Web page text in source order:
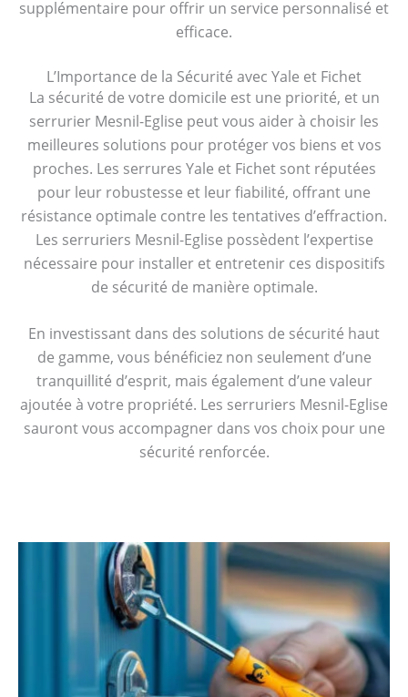
supplémentaire pour offrir un service personnalisé et
efficace.
L’Importance de la Sécurité avec Yale et Fichet
La sécurité de votre domicile est une priorité, et un
serrurier Mesnil-Eglise peut vous aider à choisir les
meilleures solutions pour protéger vos biens et vos
proches. Les serrures Yale et Fichet sont réputées
pour leur robustesse et leur fiabilité, offrant une
résistance optimale contre les tentatives d’effraction.
Les serruriers Mesnil-Eglise possèdent l’expertise
nécessaire pour installer et entretenir ces dispositifs
de sécurité de manière optimale.
En investissant dans des solutions de sécurité haut
de gamme, vous bénéficiez non seulement d’une
tranquillité d’esprit, mais également d’une valeur
ajoutée à votre propriété. Les serruriers Mesnil-Eglise
sauront vous accompagner dans vos choix pour une
sécurité renforcée.